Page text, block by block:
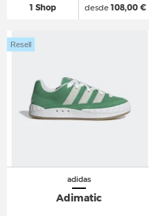
1 Shop desde108,00 €
adidas
Adimatic
Resell